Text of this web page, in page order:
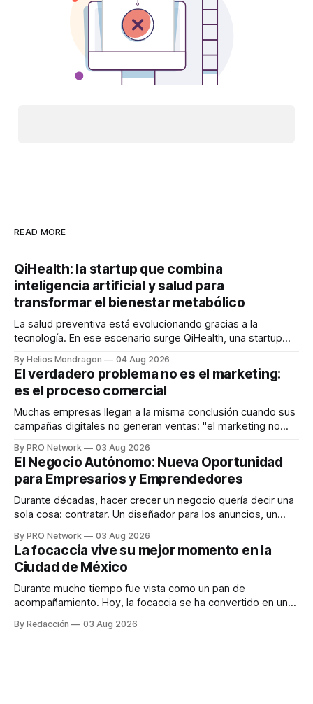
READ MORE
QiHealth: la startup que combina
inteligencia artificial y salud para
transformar el bienestar metabólico
La salud preventiva está evolucionando gracias a la
tecnología. En ese escenario surge QiHealth, una startup
dispositivos inteligentes, inteligencia artificial y monitoreo
en tiempo real para ayudar a las personas a tomar mejores
decisiones sobre su salud metabólica. Su propuesta busca
responder
By Helios Mondragon 04 Aug 2026
El verdadero problema no es el marketing:
es el proceso comercial
Muchas empresas llegan a la misma conclusión cuando sus
campañas digitales no generan ventas: "el marketing no
INTERIUS, el problema suele estar en otro lugar. Durante
una entrevista para el podcast SER PRO, el especialista en
marketing digital explicó que
By PRO Network 03 Aug 2026
El Negocio Autónomo: Nueva Oportunidad
para Empresarios y Emprendedores
Durante décadas, hacer crecer un negocio quería decir una
sola cosa: contratar. Un diseñador para los anuncios, un
para los textos, alguien que supiera de publicidad digital
para encontrar prospectos, un vendedor para atender
llamadas y mensajes, y —con suerte— una persona
By PRO Network 03 Aug 2026
La focaccia vive su mejor momento en la
Ciudad de México
Durante mucho tiempo fue vista como un pan de
acompañamiento. Hoy, la focaccia se ha convertido en uno
artesanal, ingredientes de calidad y experiencias que
By Redacción 03 Aug 2026